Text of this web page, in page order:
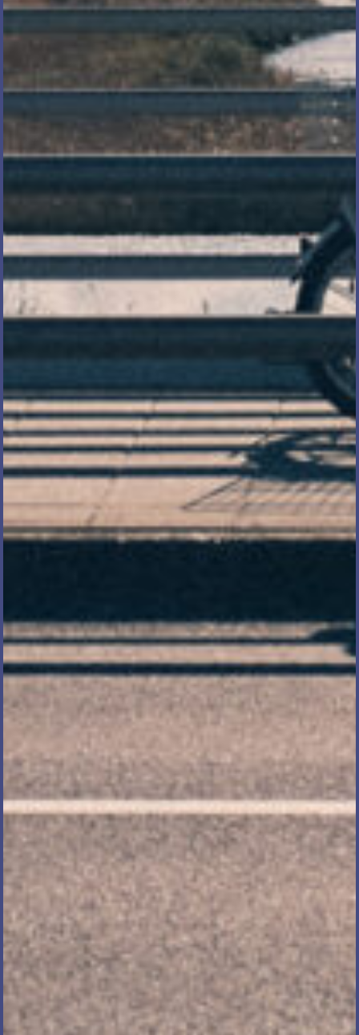
メール相談・面談予約
とじる